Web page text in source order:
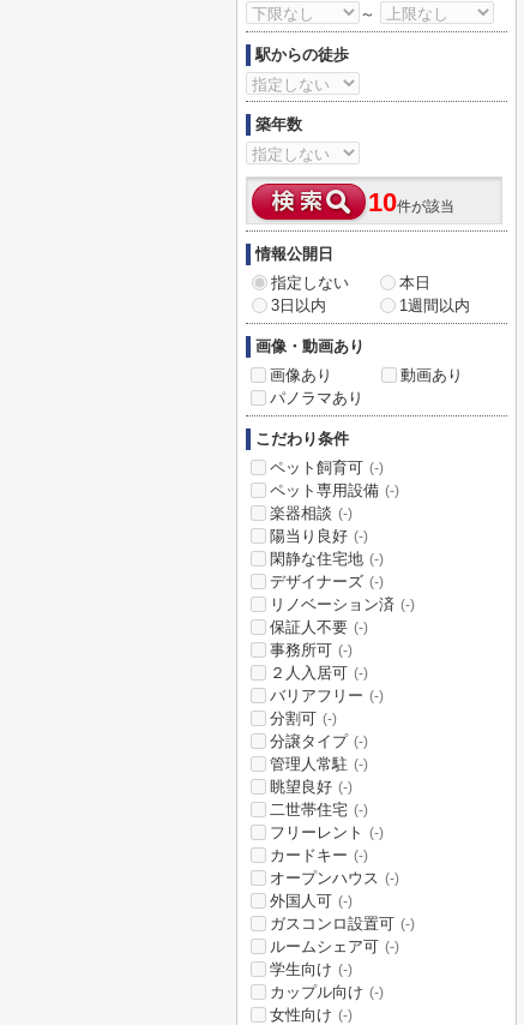
～
駅からの徒歩
築年数
10件が該当
情報公開日
指定しない
本日
3日以内
1週間以内
画像・動画あり
画像あり
動画あり
パノラマあり
こだわり条件
ペット飼育可 (-)
ペット専用設備 (-)
楽器相談 (-)
陽当り良好 (-)
閑静な住宅地 (-)
デザイナーズ (-)
リノベーション済 (-)
保証人不要 (-)
事務所可 (-)
２人入居可 (-)
バリアフリー (-)
分割可 (-)
分譲タイプ (-)
管理人常駐 (-)
眺望良好 (-)
二世帯住宅 (-)
フリーレント (-)
カードキー (-)
オープンハウス (-)
外国人可 (-)
ガスコンロ設置可 (-)
ルームシェア可 (-)
学生向け (-)
カップル向け (-)
女性向け (-)